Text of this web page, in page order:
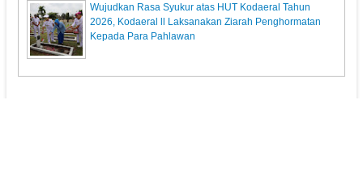
Wujudkan Rasa Syukur atas HUT Kodaeral Tahun
2026, Kodaeral ll Laksanakan Ziarah Penghormatan
Kepada Para Pahlawan